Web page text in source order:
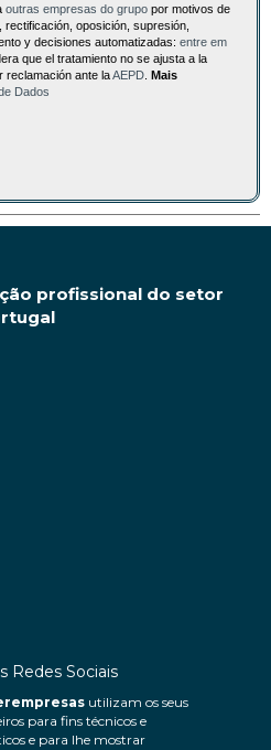
utilizam os seus
para fins técnicos e
e para lhe mostrar
outras empresas do grupo por motivos de
rectificación, oposición, supresión,
y decisiones automatizadas: entre em
que el tratamiento no se ajusta a la
reclamación ante laAEPD Mais
Dados
profissional do setor
Redes Sociais